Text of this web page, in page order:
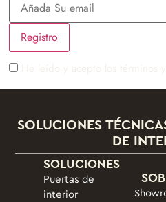
SOLUCIONES
DE
SOLUCIONES
Puertas de
interior